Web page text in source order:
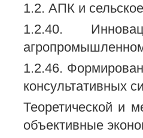
1.2. АПК и
1.2.40.
1.2.46.
консультативных
Теоретической и
объективные